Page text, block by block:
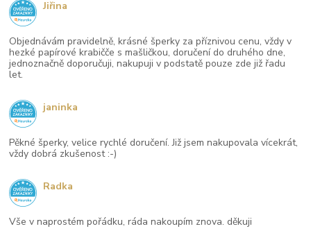
Objednávám pravidelně, krásné šperky za příznivou cenu, vždy v
hezké papírové krabičče s mašličkou, doručení do druhého dne,
jednoznačně doporučuji, nakupuji v podstatě pouze zde již řadu
let.
Jiřina
Pěkné šperky, velice rychlé doručení. Již jsem nakupovala vícekrát,
vždy dobrá zkušenost :-)
janinka
Vše v naprostém pořádku, ráda nakoupím znova. děkuji
Radka